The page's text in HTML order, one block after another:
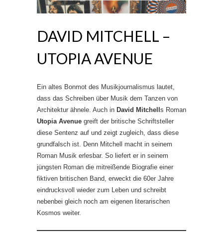
DAVID MITCHELL –
UTOPIA AVENUE
Ein altes Bonmot des Musikjournalismus lautet,
dass das Schreiben über Musik dem Tanzen von
Architektur ähnele. Auch in David Mitchells Roman
Utopia Avenue greift der britische Schriftsteller
diese Sentenz auf und zeigt zugleich, dass diese
grundfalsch ist. Denn Mitchell macht in seinem
Roman Musik erlesbar. So liefert er in seinem
jüngsten Roman die mitreißende Biografie einer
fiktiven britischen Band, erweckt die 60er Jahre
eindrucksvoll wieder zum Leben und schreibt
nebenbei gleich noch am eigenen literarischen
Kosmos weiter.